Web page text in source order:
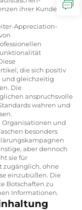
ihrer Kunden
Appreciation-
die sich positiv
und gleichzeitig
Die
anspruchsvolle
wahren und
und
besonders
aber dennoch
sie für
zugänglich, ohne
einzubüßen. Die
Botschaften zu
Informationen.